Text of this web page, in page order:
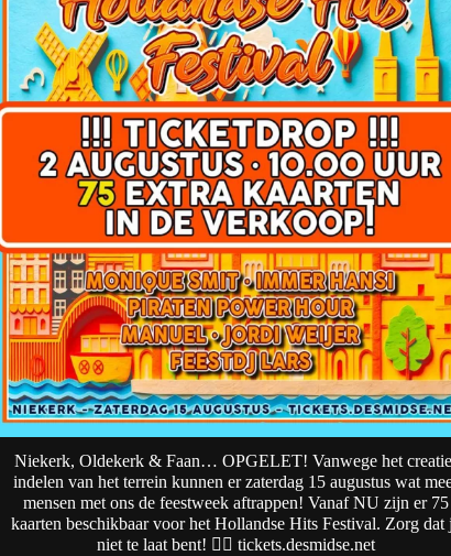
Niekerk, Oldekerk & Faan… OPGELET! Vanwege het
indelen van het terrein kunnen er zaterdag 15 augustus wat
mensen met ons de feestweek aftrappen! Vanaf NU zijn er 75
kaarten beschikbaar voor het Hollandse Hits Festival. Zorg dat
niet te laat bent! 👉🏼 tickets.desmidse.net